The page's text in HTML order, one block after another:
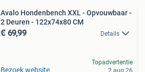
Avalo Hondenbench XXL - Opvouwbaar -
2 Deuren - 122x74x80 CM
€ 69,99 Details
Bezoek website
Topadvertentie
2 aug 26